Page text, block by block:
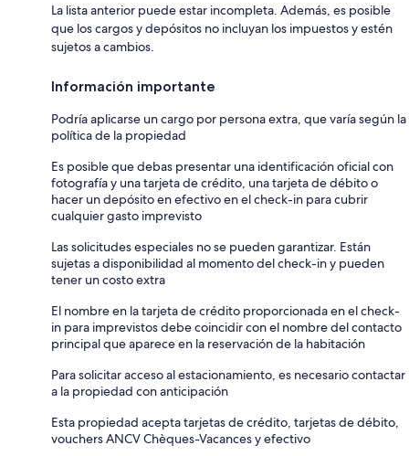
La lista anterior puede estar incompleta. Además, es posible
que los cargos y depósitos no incluyan los impuestos y estén
sujetos a cambios.
Información importante
Podría aplicarse un cargo por persona extra, que varía según la
política de la propiedad
Es posible que debas presentar una identificación oficial con
fotografía y una tarjeta de crédito, una tarjeta de débito o
hacer un depósito en efectivo en el check-in para cubrir
cualquier gasto imprevisto
Las solicitudes especiales no se pueden garantizar. Están
sujetas a disponibilidad al momento del check-in y pueden
tener un costo extra
El nombre en la tarjeta de crédito proporcionada en el check-
in para imprevistos debe coincidir con el nombre del contacto
principal que aparece en la reservación de la habitación
Para solicitar acceso al estacionamiento, es necesario contactar
a la propiedad con anticipación
Esta propiedad acepta tarjetas de crédito, tarjetas de débito,
vouchers ANCV Chèques-Vacances y efectivo